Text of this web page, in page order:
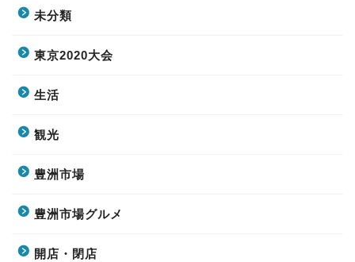
未分類
東京2020大会
生活
観光
豊洲市場
豊洲市場グルメ
開店・閉店